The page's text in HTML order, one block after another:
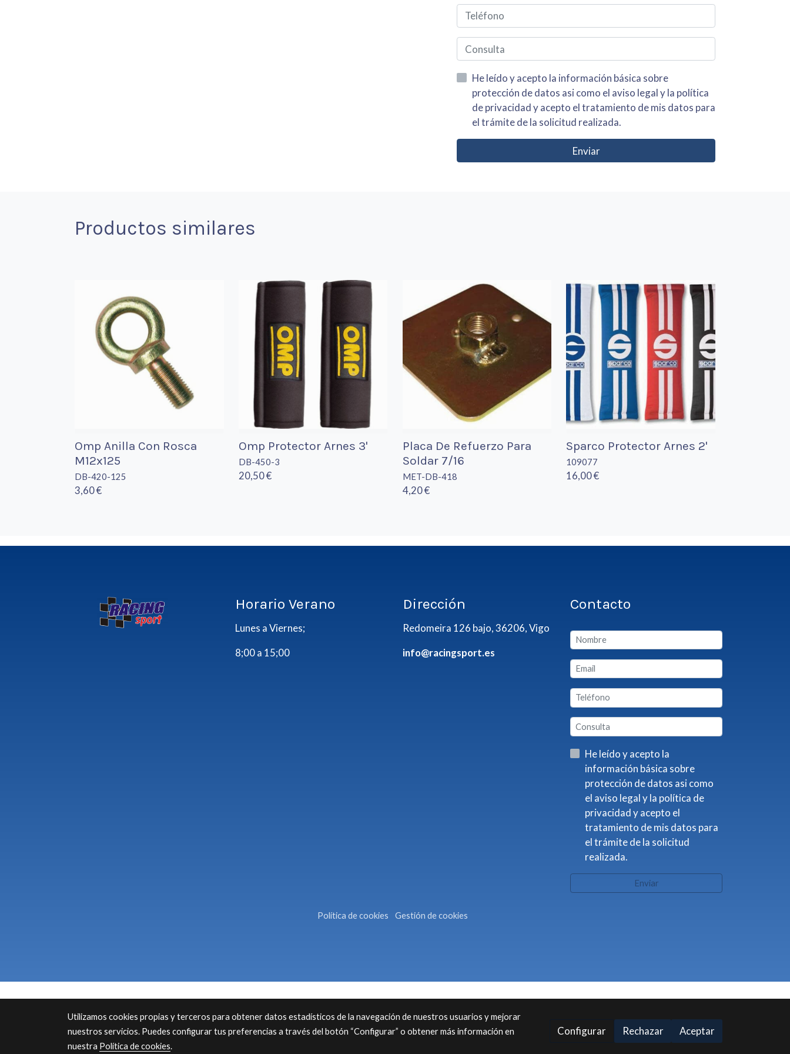
He leído y acepto la información básica sobre
protección de datos asi como el aviso legal y la política
de privacidad y acepto el tratamiento de mis datos para
el trámite de la solicitud realizada.
Enviar
Productos similares
Omp Anilla Con Rosca
M12x125
DB-420-125
3,60 €
Omp Protector Arnes 3'
DB-450-3
20,50 €
Placa De Refuerzo Para
Soldar 7/16
MET-DB-418
4,20 €
Sparco Protector Arnes 2'
109077
16,00 €
Horario Verano
Lunes a Viernes;
8;00 a 15;00
Dirección
Redomeira 126 bajo, 36206, Vigo
info@racingsport.es
Contacto
He leído y acepto la
información básica sobre
protección de datos asi como
el aviso legal y la política de
privacidad y acepto el
tratamiento de mis datos para
el trámite de la solicitud
realizada.
Enviar
Política de cookies Gestión de cookies
Utilizamos cookies propias y terceros para obtener datos estadísticos de la navegación de nuestros usuarios y mejorar
nuestros servicios. Puedes configurar tus preferencias a través del botón “Configurar” o obtener más información en
nuestra Política de cookies.
Configurar Rechazar Aceptar